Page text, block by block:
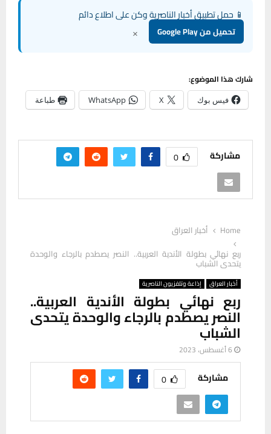
📱 حمل تطبيق أخبار الناصرية وكن على اطلاع دائم
تحميل من Google Play ×
شارك هذا الموضوع:
فيس بوك X
WhatsApp طباعة
مشاركة 0
Home
أخبار العراق
ربع نهائي بطولة الأندية العربية.. النصر يصطدم بالرجاء والوحدة
يتحدى الشباب
أخبار العراق إذاعة وتلفزيون الناصرية
ربع نهائي بطولة الأندية العربية..
النصر يصطدم بالرجاء والوحدة يتحدى
الشباب
6 أغسطس، 2023
مشاركة 0